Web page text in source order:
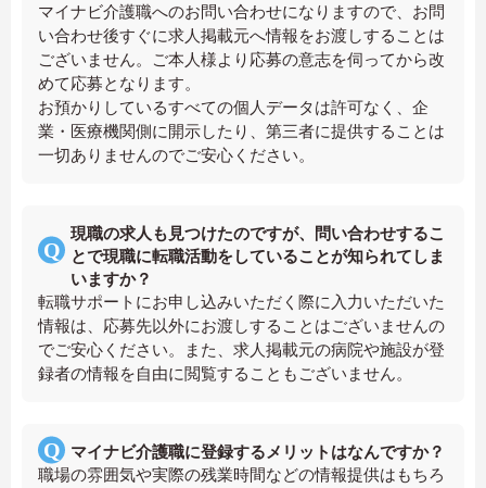
マイナビ介護職へのお問い合わせになりますので、お問
い合わせ後すぐに求人掲載元へ情報をお渡しすることは
ございません。ご本人様より応募の意志を伺ってから改
めて応募となります。
お預かりしているすべての個人データは許可なく、企
業・医療機関側に開示したり、第三者に提供することは
一切ありませんのでご安心ください。
現職の求人も見つけたのですが、問い合わせするこ
とで現職に転職活動をしていることが知られてしま
いますか？
転職サポートにお申し込みいただく際に入力いただいた
情報は、応募先以外にお渡しすることはございませんの
でご安心ください。また、求人掲載元の病院や施設が登
録者の情報を自由に閲覧することもございません。
マイナビ介護職に登録するメリットはなんですか？
職場の雰囲気や実際の残業時間などの情報提供はもちろ